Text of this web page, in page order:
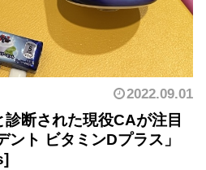
2022.09.01
診断された現役CAが注目
ト ビタミンDプラス」